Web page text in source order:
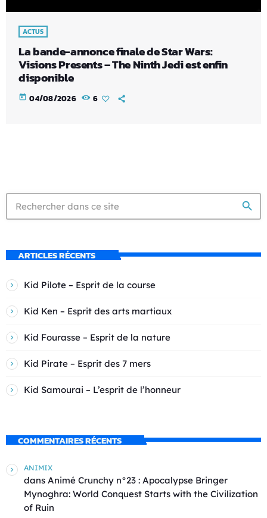
ACTUS
La bande-annonce finale de Star Wars:
Visions Presents – The Ninth Jedi est enfin
disponible
today 04/08/2026 6
search
ARTICLES RÉCENTS
Kid Pilote – Esprit de la course
Kid Ken – Esprit des arts martiaux
Kid Fourasse – Esprit de la nature
Kid Pirate – Esprit des 7 mers
Kid Samourai – L’esprit de l’honneur
COMMENTAIRES RÉCENTS
ANIMIX
dans Animé Crunchy n°23 : Apocalypse Bringer
Mynoghra: World Conquest Starts with the Civilization
of Ruin